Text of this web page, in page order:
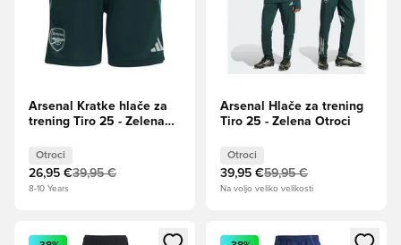
Arsenal Kratke hlače za
trening Tiro 25 - Zelena
Otroci
26,95 €39,95 €
8-10 Years
Arsenal Hlače za trening
Tiro 25 - Zelena Otroci
Otroci
39,95 €59,95 €
Na voljo veliko velikosti
Odpre Modal za prijavo ali vpis kot članOdpre Modal za prijavo ali